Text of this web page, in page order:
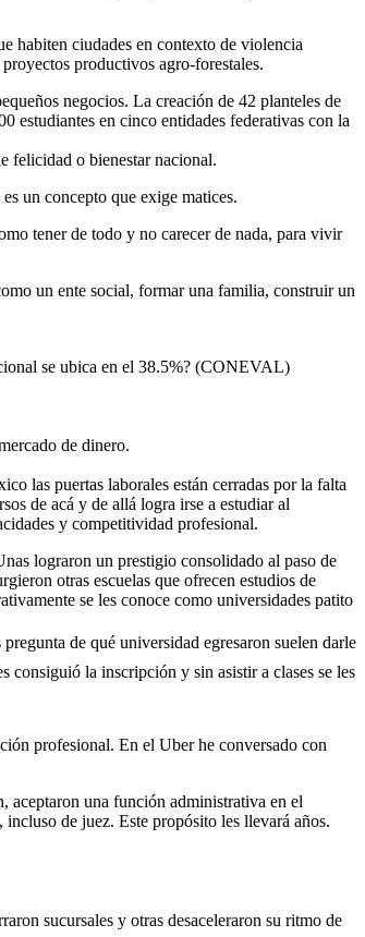
habiten ciudades en contexto de violencia
productivos agro-forestales.
negocios. La creación de 42 planteles de
estudiantes en cinco entidades federativas con la
felicidad o bienestar nacional.
un concepto que exige matices.
tener de todo y no carecer de nada, para vivir
un ente social, formar una familia, construir un
se ubica en el 38.5%? (CONEVAL)
de dinero.
las puertas laborales están cerradas por la falta
de acá y de allá logra irse a estudiar al
y competitividad profesional.
lograron un prestigio consolidado al paso de
otras escuelas que ofrecen estudios de
se les conoce como universidades patito
de qué universidad egresaron suelen darle
consiguió la inscripción y sin asistir a clases se les
profesional. En el Uber he conversado con
aceptaron una función administrativa en el
de juez. Este propósito les llevará años.
sucursales y otras desaceleraron su ritmo de